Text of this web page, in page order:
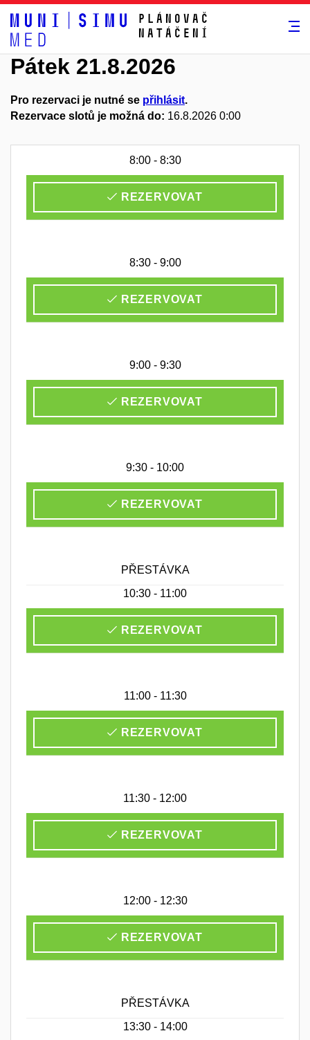
Plánovač
natáčení
Pátek 21.8.2026
Pro rezervaci je nutné se přihlásit.
Rezervace slotů je možná do: 16.8.2026 0:00
8:00 - 8:30
REZERVOVAT
8:30 - 9:00
REZERVOVAT
9:00 - 9:30
REZERVOVAT
9:30 - 10:00
REZERVOVAT
PŘESTÁVKA
10:30 - 11:00
REZERVOVAT
11:00 - 11:30
REZERVOVAT
11:30 - 12:00
REZERVOVAT
12:00 - 12:30
REZERVOVAT
PŘESTÁVKA
13:30 - 14:00